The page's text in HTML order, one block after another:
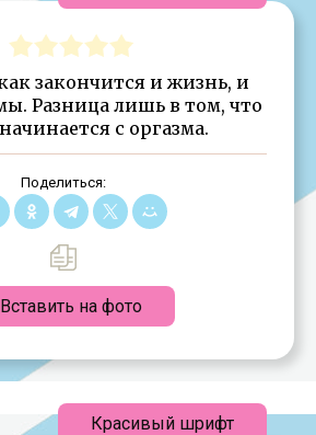
закончится и жизнь, и
Разница лишь в том, что
с оргазма.
Поделиться:
Вставить на фото
Красивый шрифт